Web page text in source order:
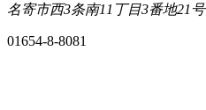
名寄市西3条南11丁目3番地21号
01654-8-8081